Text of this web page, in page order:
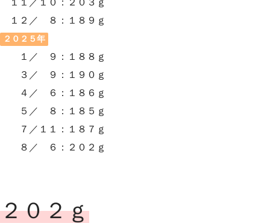
１１／１０：２０３ｇ
１２／ ８：１８９ｇ
２０２５年
１／ ９：１８８ｇ
３／ ９：１９０ｇ
４／ ６：１８６ｇ
５／ ８：１８５ｇ
７／１１：１８７ｇ
８／ ６：２０２ｇ
２０２ｇ